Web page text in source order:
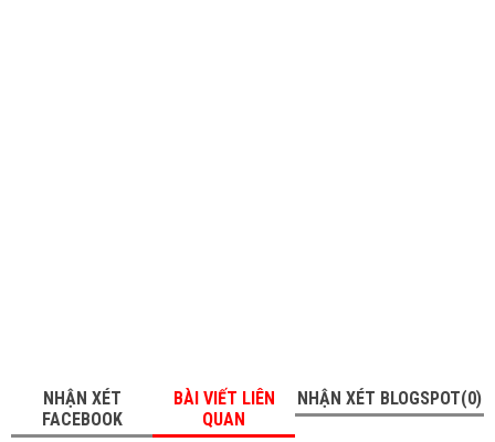
NHẬN XÉT
FACEBOOK
BÀI VIẾT LIÊN
QUAN
NHẬN XÉT BLOGSPOT(0)